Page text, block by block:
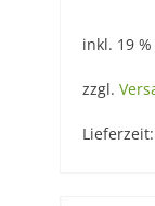
inkl. 19
zzgl.
Lieferzeit: